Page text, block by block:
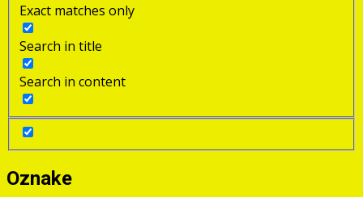
Exact matches only
Search in title
Search in content
Oznake